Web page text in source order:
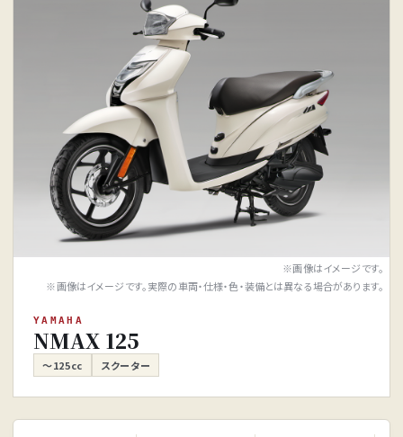
※画像はイメージです。
※画像はイメージです。実際の車両・仕様・色・装備とは異なる場合があります。
YAMAHA
NMAX 125
～125cc スクーター